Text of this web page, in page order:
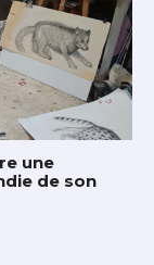
une
de son